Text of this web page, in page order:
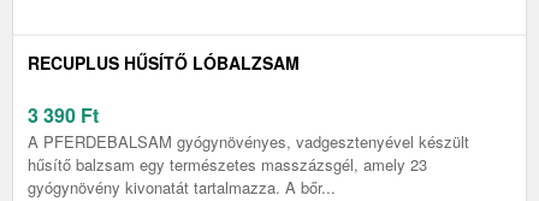
RECUPLUS HŰSÍTŐ LÓBALZSAM
3 390 Ft
A PFERDEBALSAM gyógynövényes, vadgesztenyével készült
hűsítő balzsam egy természetes masszázsgél, amely 23
gyógynövény kivonatát tartalmazza. A bőr...